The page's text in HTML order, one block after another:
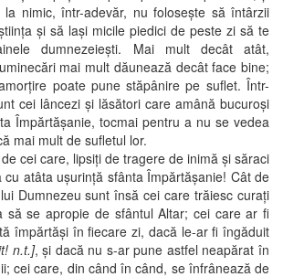
nimic, într-adevăr, nu foloseşte să întârzii
şi să laşi micile piedici de peste zi să te
dumnezeieşti. Mai mult decât atât,
mai mult dăunează decât face bine;
poate pune stăpânire pe suflet. Într-
cei lâncezi şi lăsători care amână bucuroşi
Împărtăşanie, tocmai pentru a nu se vedea
mai mult de sufletul lor.
care, lipsiţi de tragere de inimă şi săraci
atâta uşurinţă sfânta Împărtăşanie! Cât de
Dumnezeu sunt însă cei care trăiesc curaţi
să se apropie de sfântul Altar; cei care ar fi
împărtăşi în fiecare zi, dacă le-ar fi îngăduit
n.t.], şi dacă nu s-ar pune astfel neapărat în
cei care, din când în când, se înfrânează de